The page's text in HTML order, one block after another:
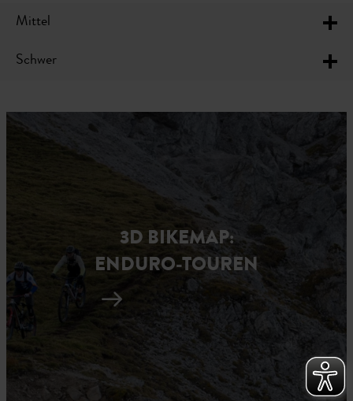
Mittel
Schwer
3D BIKEMAP:
ENDURO-TOUREN